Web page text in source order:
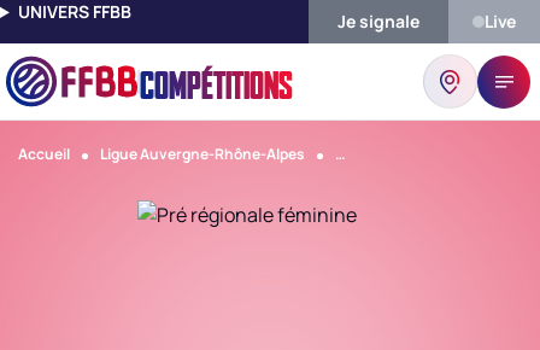
UNIVERS FFBB Je signale Live
COMPÉTITIONS
Accueil Ligue Auvergne-Rhône-Alpes Comité Rhone Et Metropole